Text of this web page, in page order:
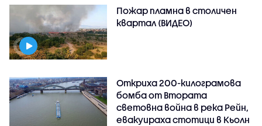
Пожар пламна в столичен
квартал (ВИДЕО)
Откриха 200-килограмова
бомба от Втората
световна война в река Рейн,
евакуираха стотици в Кьолн